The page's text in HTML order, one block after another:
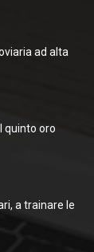
ad alta
quinto oro
a trainare le